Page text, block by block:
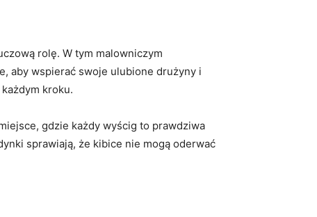
rolę. W tym malowniczym
aby wspierać swoje ulubione drużyny i
kroku.
gdzie każdy wyścig to prawdziwa
sprawiają, że kibice nie mogą oderwać